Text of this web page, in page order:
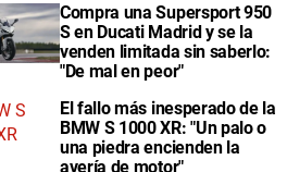
Compra una Supersport 950
S en Ducati Madrid y se la
venden limitada sin saberlo:
"De mal en peor"
El fallo más inesperado de la
BMW S 1000 XR: "Un palo o
una piedra encienden la
avería de motor"